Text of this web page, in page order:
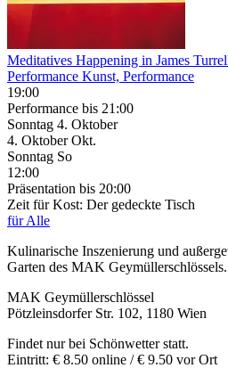
Meditatives Happening in James
Performance Kunst, Performance
19:00
Performance bis 21:00
Sonntag 4. Oktober
4. Oktober Okt.
Sonntag So
12:00
Präsentation bis 20:00
Zeit für Kost: Der gedeckte Tisch
für Alle
Kulinarische Inszenierung und
Garten des MAK Geymüllerschlössels.
MAK Geymüllerschlössel
Pötzleinsdorfer Str. 102, 1180 Wien
Findet nur bei Schönwetter statt.
Eintritt: € 8.50 online / € 9.50 vor Ort